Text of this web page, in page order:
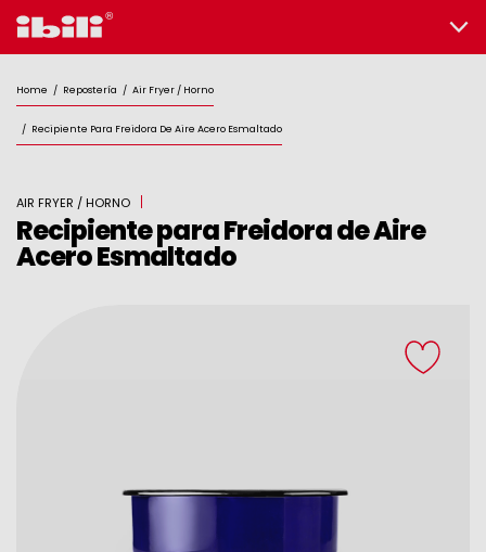
Home / Repostería / Air Fryer / Horno
/ Recipiente Para Freidora De Aire Acero Esmaltado
AIR FRYER / HORNO
Recipiente para Freidora de Aire
Acero Esmaltado